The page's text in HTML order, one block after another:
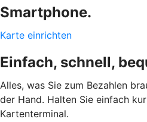
Smartphone.
Karte einrichten
Einfach, schnell,
Alles, was Sie zum Bezahlen
der Hand. Halten Sie einfach
Kartenterminal.